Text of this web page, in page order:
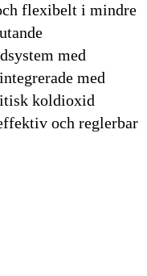
flexibelt i mindre
med
med
koldioxid
och reglerbar